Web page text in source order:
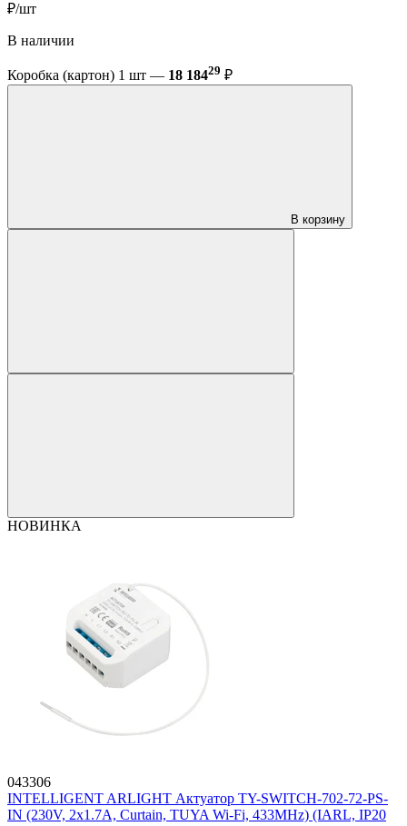
₽/шт
В наличии
Коробка (картон) 1 шт — 18 18429 ₽
В корзину
НОВИНКА
043306
INTELLIGENT ARLIGHT Актуатор TY-SWITCH-702-72-PS-
IN (230V, 2x1.7A, Curtain, TUYA Wi-Fi, 433MHz) (IARL, IP20